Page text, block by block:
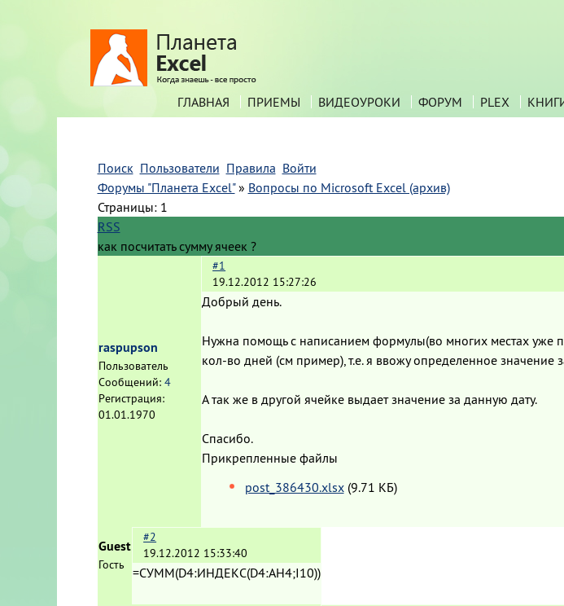
ГЛАВНАЯ ПРИЕМЫ ВИДЕОУРОКИ ФОРУМ PLEX
Поиск Пользователи Правила Войти
Форумы "Планета Excel" » Вопросы по Microsoft Excel (архив)
Страницы: 1
RSS
как посчитать сумму ячеек ?
raspupson
Пользователь
Сообщений: 4
Регистрация:
01.01.1970
#1
19.12.2012 15:27:26
Добрый день.
Нужна помощь с написанием формулы(во многих местах уже
кол-во дней (см пример), т.е. я ввожу определенное значение
А так же в другой ячейке выдает значение за данную дату.
Спасибо.
Прикрепленные файлы
post_386430.xlsx (9.71 КБ)
Guest
Гость
#2
19.12.2012 15:33:40
=СУММ(D4:ИНДЕКС(D4:AH4;I10))